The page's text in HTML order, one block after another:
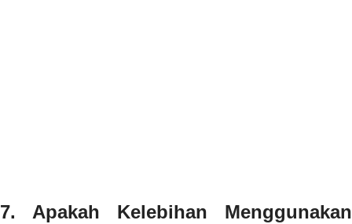
7. Apakah Kelebihan Menggunakan